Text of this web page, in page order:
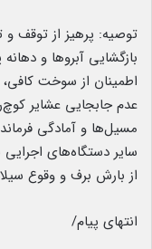
توصیه: پرهیز از توقف و
بازگشایی آبروها و
اطمینان از سوخت
عدم جابجایی عشایر
مسیل‌ها و آمادگی
سایر دستگاه‌های اجرایی
از بارش برف و وقوع
انتهای پیام/